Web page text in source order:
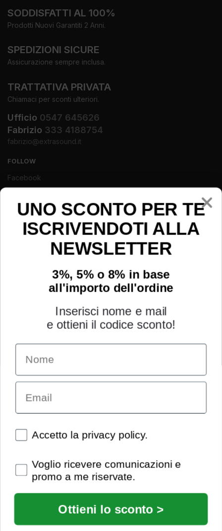
SODDISFATTI AL 100%
Prodotti Nuovi Garantiti 2 Anni.
SPEDIZIONI SICURE
Assicurazione sempre inclusa.
TRATTATIVA PRIVATA
Chiamaci per sconti ulteriori.
Ufficio 0547 645626
Fabrizio 333 4188754
fabrizio@extrasound.it
FOLLOW
Facebook
Instagram
Youtube
INFORMAZIONI
Chi siamo
Condizioni generali
Garanzia
Richiesta assistenza tecnica
Pagamenti e spedizioni
Utilizzo dei cookies
Recedi dal contratto
UNO SCONTO PER TE
ISCRIVENDOTI ALLA
NEWSLETTER
3%, 5% o 8% in base
all'importo dell'ordine
Inserisci nome e mail
e ottieni il codice sconto!
Name
Email
Spunte obbligatorie
Accetto la privacy policy.
Spunte obbligatorie
Voglio ricevere comunicazioni e
promo a me riservate.
Ottieni lo sconto >